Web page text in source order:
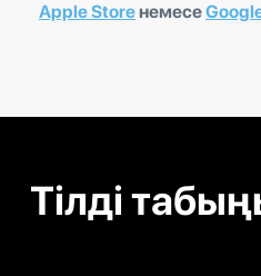
Apple Storeнемесе
Тілді